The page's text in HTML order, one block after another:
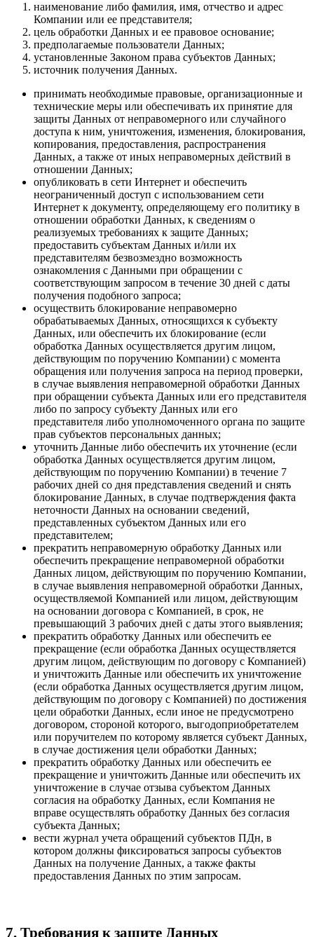
наименование либо фамилия, имя, отчество и адрес
Компании или ее представителя;
цель обработки Данных и ее правовое основание;
предполагаемые пользователи Данных;
установленные Законом права субъектов Данных;
источник получения Данных.
принимать необходимые правовые, организационные и
технические меры или обеспечивать их принятие для
защиты Данных от неправомерного или случайного
доступа к ним, уничтожения, изменения, блокирования,
копирования, предоставления, распространения
Данных, а также от иных неправомерных действий в
отношении Данных;
опубликовать в сети Интернет и обеспечить
неограниченный доступ с использованием сети
Интернет к документу, определяющему его политику в
отношении обработки Данных, к сведениям о
реализуемых требованиях к защите Данных;
предоставить субъектам Данных и/или их
представителям безвозмездно возможность
ознакомления с Данными при обращении с
соответствующим запросом в течение 30 дней с даты
получения подобного запроса;
осуществить блокирование неправомерно
обрабатываемых Данных, относящихся к субъекту
Данных, или обеспечить их блокирование (если
обработка Данных осуществляется другим лицом,
действующим по поручению Компании) с момента
обращения или получения запроса на период проверки,
в случае выявления неправомерной обработки Данных
при обращении субъекта Данных или его представителя
либо по запросу субъекту Данных или его
представителя либо уполномоченного органа по защите
прав субъектов персональных данных;
уточнить Данные либо обеспечить их уточнение (если
обработка Данных осуществляется другим лицом,
действующим по поручению Компании) в течение 7
рабочих дней со дня представления сведений и снять
блокирование Данных, в случае подтверждения факта
неточности Данных на основании сведений,
представленных субъектом Данных или его
представителем;
прекратить неправомерную обработку Данных или
обеспечить прекращение неправомерной обработки
Данных лицом, действующим по поручению Компании,
в случае выявления неправомерной обработки Данных,
осуществляемой Компанией или лицом, действующим
на основании договора с Компанией, в срок, не
превышающий 3 рабочих дней с даты этого выявления;
прекратить обработку Данных или обеспечить ее
прекращение (если обработка Данных осуществляется
другим лицом, действующим по договору с Компанией)
и уничтожить Данные или обеспечить их уничтожение
(если обработка Данных осуществляется другим лицом,
действующим по договору с Компанией) по достижения
цели обработки Данных, если иное не предусмотрено
договором, стороной которого, выгодоприобретателем
или поручителем по которому является субъект Данных,
в случае достижения цели обработки Данных;
прекратить обработку Данных или обеспечить ее
прекращение и уничтожить Данные или обеспечить их
уничтожение в случае отзыва субъектом Данных
согласия на обработку Данных, если Компания не
вправе осуществлять обработку Данных без согласия
субъекта Данных;
вести журнал учета обращений субъектов ПДн, в
котором должны фиксироваться запросы субъектов
Данных на получение Данных, а также факты
предоставления Данных по этим запросам.
7. Требования к защите Данных